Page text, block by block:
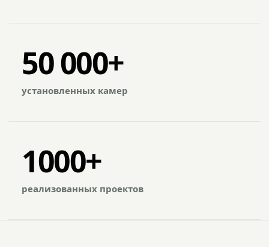
50 000+
установленных камер
1000+
реализованных проектов